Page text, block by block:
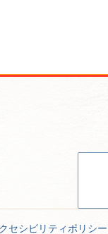
セシビリティポリシー